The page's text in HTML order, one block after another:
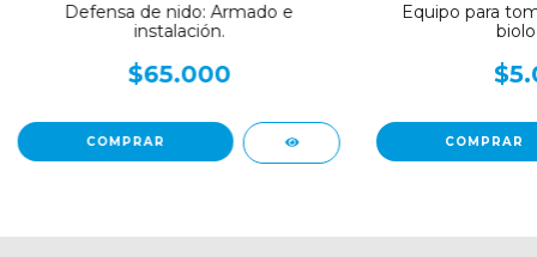
Defensa de nido: Armado e
instalación.
$65.000
Equipo para